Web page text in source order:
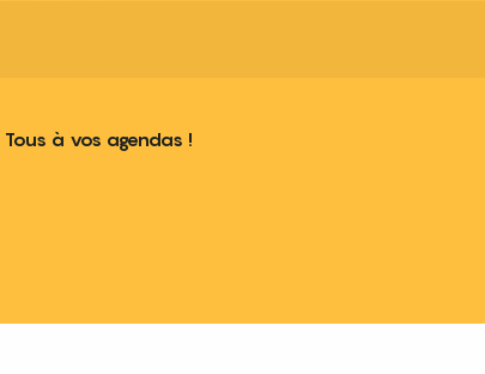
Tous à vos agendas !